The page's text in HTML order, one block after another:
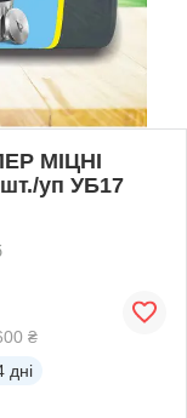
МІЦНІ
уп УБ17
₴
дні